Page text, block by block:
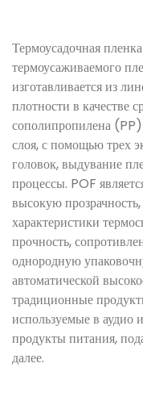
Термоусадочная
термоусаживаемого
изготавливается из
плотности в качестве
сополипропилена (PP)
слоя, с помощью трех
головок, выдувание
процессы. POF
высокую
характеристики
прочность,
однородную
автоматической
традиционные
используемые в аудио
продукты питания,
далее.